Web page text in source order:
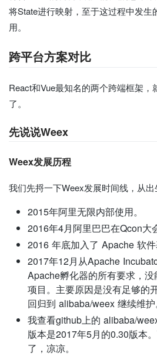
将State进行映射，至于这过程中发生
用。
跨平台方案对比
React和Vue最知名的两个跨端框架，
了。
先说说Weex
Weex发展历程
我们先捋一下Weex发展时间线，从出
2015年阿里无限内部使用。
2016年4月阿里巴巴在Qcon大
2016 年底加入了 Apache 软
2017年12月从Apache
Apache孵化器的所有要求，
项目。主要原因是没有足够的
回归到 alibaba/weex 继续维护
我查看github上的 alibaba/
版本是2017年5月的0.30版本
了，凉凉。